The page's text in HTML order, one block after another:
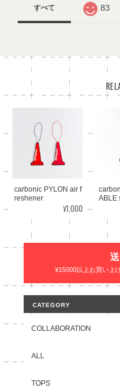
すべて 83
carbonic PYLON air f
reshener
¥1,000
ABLE
¥15000以上お買い上
CATEGORY
COLLABORATION
ALL
TOPS